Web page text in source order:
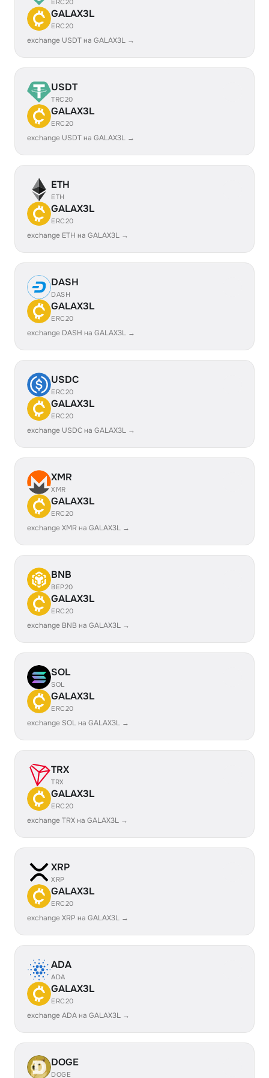
ERC20
GALAX3L
ERC20
exchange USDT на GALAX3L →
USDT
TRC20
GALAX3L
ERC20
exchange USDT на GALAX3L →
ETH
ETH
GALAX3L
ERC20
exchange ETH на GALAX3L →
DASH
DASH
GALAX3L
ERC20
exchange DASH на GALAX3L →
USDC
ERC20
GALAX3L
ERC20
exchange USDC на GALAX3L →
XMR
XMR
GALAX3L
ERC20
exchange XMR на GALAX3L →
BNB
BEP20
GALAX3L
ERC20
exchange BNB на GALAX3L →
SOL
SOL
GALAX3L
ERC20
exchange SOL на GALAX3L →
TRX
TRX
GALAX3L
ERC20
exchange TRX на GALAX3L →
XRP
XRP
GALAX3L
ERC20
exchange XRP на GALAX3L →
ADA
ADA
GALAX3L
ERC20
exchange ADA на GALAX3L →
DOGE
DOGE